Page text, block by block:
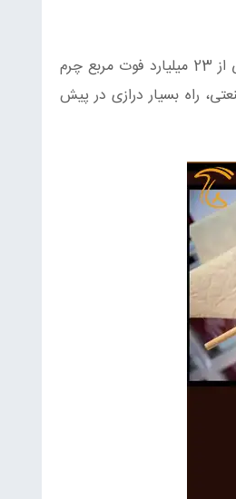
با تمامی این اوصاف و راه‌اندازی کارخانه‌هایی نظیر MycoWorks، تولیدات جایگزین تنها درصد خیلی کمی از 23 میلیارد فوت مربع چرم
راه بسیار درازی در پیش